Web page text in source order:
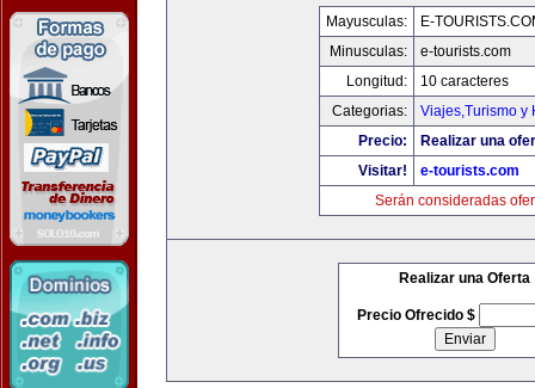
Mayusculas:
E-
Minusculas:
e-tourists.com
Longitud:
10 caracteres
Categorias:
Viajes,Turismo y
Precio:
Realizar una
Visitar!
e-tourists.com
Serán consideradas
Realizar una Oferta
Precio Ofrecido $